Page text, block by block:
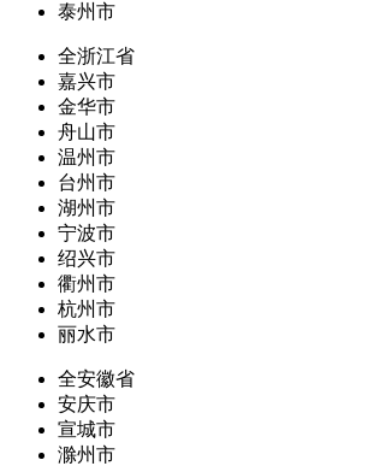
泰州市
全浙江省
嘉兴市
金华市
舟山市
温州市
台州市
湖州市
宁波市
绍兴市
衢州市
杭州市
丽水市
全安徽省
安庆市
宣城市
滁州市